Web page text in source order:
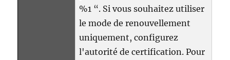
%1 “. Si vous souhaitez utiliser
le mode de renouvellement
uniquement, configurez
l'autorité de certification. Pour